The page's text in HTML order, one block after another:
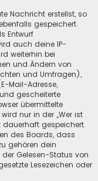
Nachricht erstellst, so
gespeichert.
Entwurf
auch deine IP-
weiterhin bei
und Ändern von
und Umfragen),
Mail-Adresse,
gescheiterte
übermittelte
nur in der „Wer ist
dauerhaft gespeichert.
des Boards, dass
gehören dein
Gelesen-Status von
Lesezeichen oder